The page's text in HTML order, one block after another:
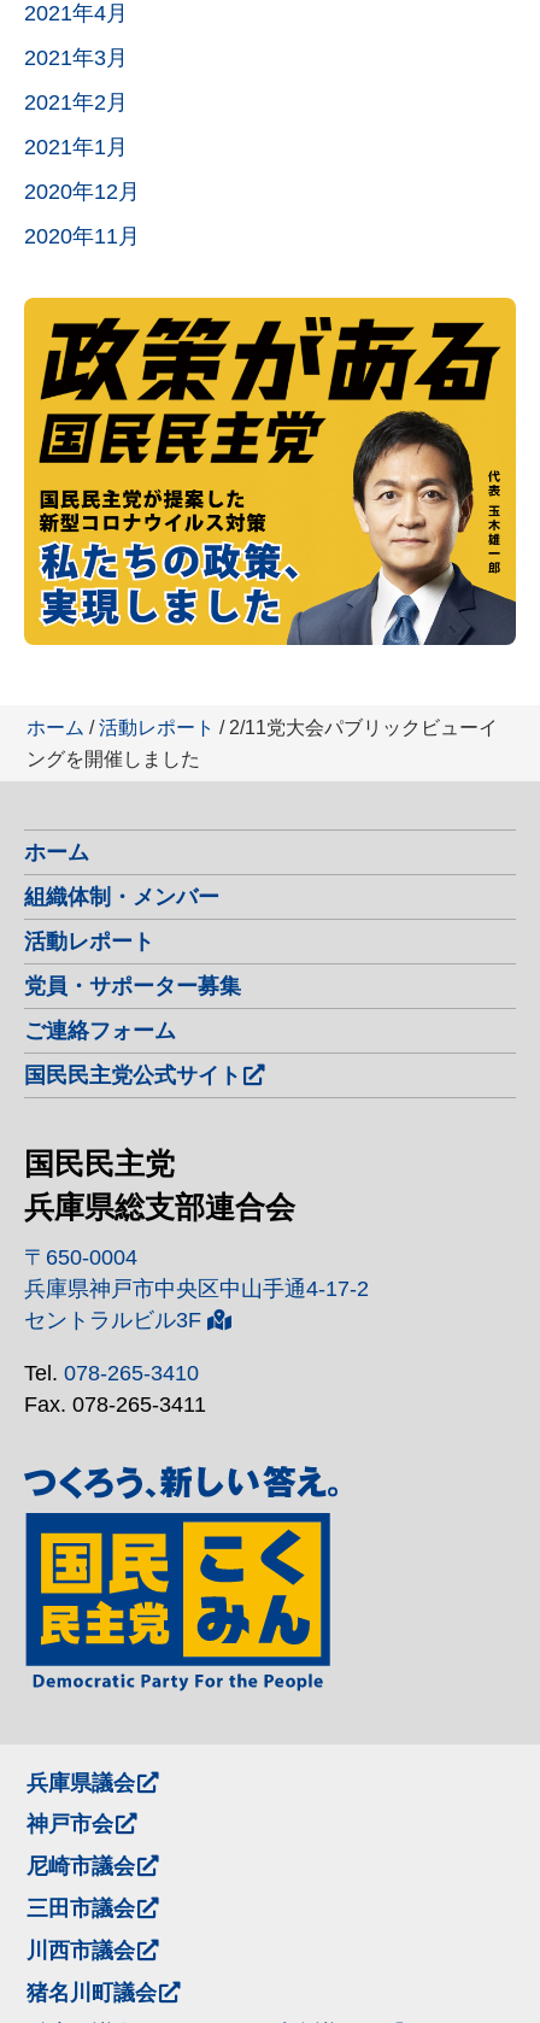
2021年4月
2021年3月
2021年2月
2021年1月
2020年12月
2020年11月
ホーム /活動レポート / 2/11党大会パブリックビューイ
ングを開催しました
ホーム
組織体制・メンバー
活動レポート
党員・サポーター募集
ご連絡フォーム
国民民主党公式サイト
国民民主党
兵庫県総支部連合会
〒650-0004
兵庫県神戸市中央区中山手通4-17-2
セントラルビル3F
Tel. 078-265-3410
Fax. 078-265-3411
兵庫県議会
神戸市会
尼崎市議会
三田市議会
川西市議会
猪名川町議会